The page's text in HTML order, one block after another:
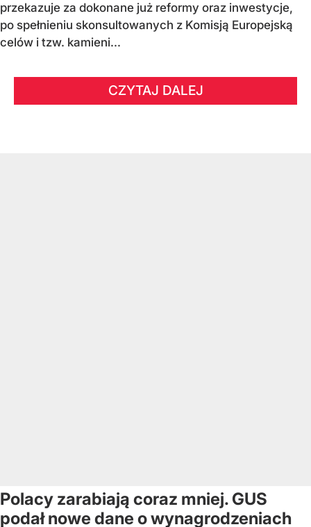
przekazuje za dokonane już reformy oraz inwestycje,
po spełnieniu skonsultowanych z Komisją Europejską
celów i tzw. kamieni...
CZYTAJ DALEJ
Polacy zarabiają coraz mniej. GUS
podał nowe dane o wynagrodzeniach